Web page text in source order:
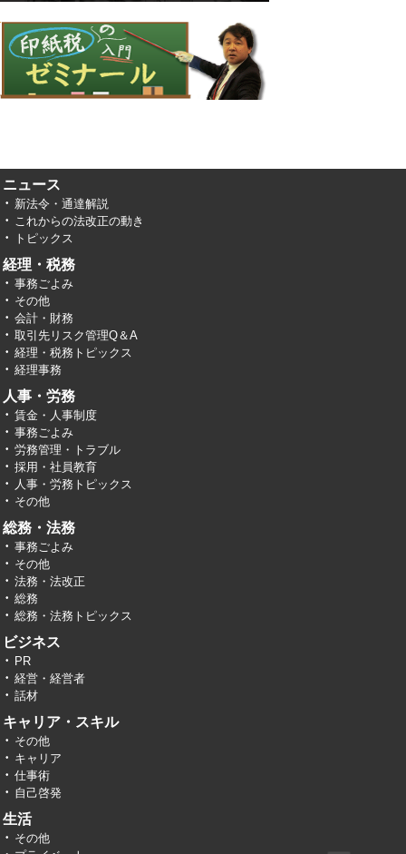
ニュース
新法令・通達解説
これからの法改正の動き
トピックス
経理・税務
事務ごよみ
その他
会計・財務
取引先リスク管理Q＆A
経理・税務トピックス
経理事務
人事・労務
賃金・人事制度
事務ごよみ
労務管理・トラブル
採用・社員教育
人事・労務トピックス
その他
総務・法務
事務ごよみ
その他
法務・法改正
総務
総務・法務トピックス
ビジネス
PR
経営・経営者
話材
キャリア・スキル
その他
キャリア
仕事術
自己啓発
生活
その他